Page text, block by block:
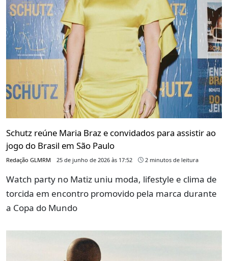
Schutz reúne Maria Braz e convidados para assistir ao
jogo do Brasil em São Paulo
Redação GLMRM 25 de junho de 2026 às 17:52 2 minutos de leitura
Watch party no Matiz uniu moda, lifestyle e clima de
torcida em encontro promovido pela marca durante
a Copa do Mundo